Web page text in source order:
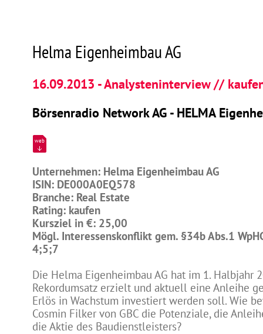
Helma Eigenheimbau AG
16.09.2013 - Analysteninterview //
Börsenradio Network AG - HELMA
web
Unternehmen: Helma Eigenheimbau AG
ISIN: DE000A0EQ578
Branche: Real Estate
Rating: kaufen
Kursziel in €: 25,00
Mögl. Interessenskonflikt gem. §34b Abs.1
4;5;7
Die Helma Eigenheimbau AG hat im 1. Halbjahr
Rekordumsatz erzielt und aktuell eine Anleihe
Erlös in Wachstum investiert werden soll. Wie
Cosmin Filker von GBC die Potenziale, die
die Aktie des Baudienstleisters?